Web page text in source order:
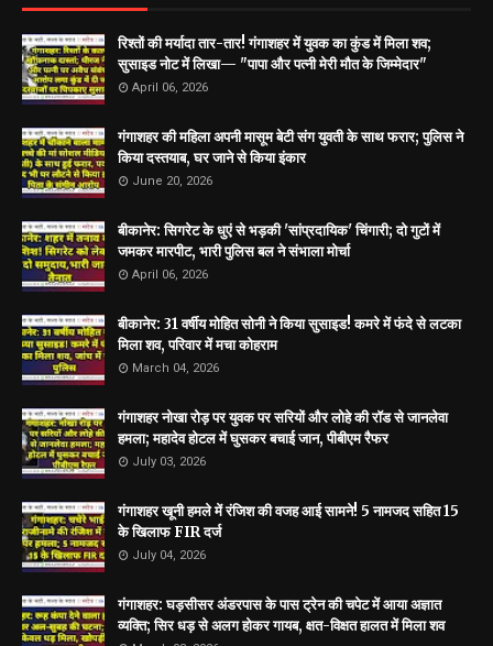
रिश्तों की मर्यादा तार-तार! गंगाशहर में युवक का कुंड में मिला शव;
सुसाइड नोट में लिखा— "पापा और पत्नी मेरी मौत के जिम्मेदार"
April 06, 2026
गंगाशहर की महिला अपनी मासूम बेटी संग युवती के साथ फरार; पुलिस ने
किया दस्तयाब, घर जाने से किया इंकार
June 20, 2026
बीकानेर: सिगरेट के धुएं से भड़की 'सांप्रदायिक' चिंगारी; दो गुटों में
जमकर मारपीट, भारी पुलिस बल ने संभाला मोर्चा
April 06, 2026
बीकानेर: 31 वर्षीय मोहित सोनी ने किया सुसाइड! कमरे में फंदे से लटका
मिला शव, परिवार में मचा कोहराम
March 04, 2026
गंगाशहर नोखा रोड़ पर युवक पर सरियों और लोहे की रॉड से जानलेवा
हमला; महादेव होटल में घुसकर बचाई जान, पीबीएम रैफर
July 03, 2026
गंगाशहर खूनी हमले में रंजिश की वजह आई सामने! 5 नामजद सहित 15
के खिलाफ FIR दर्ज
July 04, 2026
गंगाशहर: घड़सीसर अंडरपास के पास ट्रेन की चपेट में आया अज्ञात
व्यक्ति; सिर धड़ से अलग होकर गायब, क्षत-विक्षत हालत में मिला शव